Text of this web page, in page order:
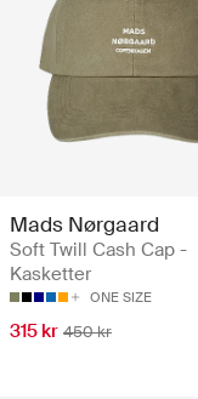
Mads Nørgaard
Soft Twill Cash Cap -
Kasketter
ONE SIZE
315 kr 450 kr